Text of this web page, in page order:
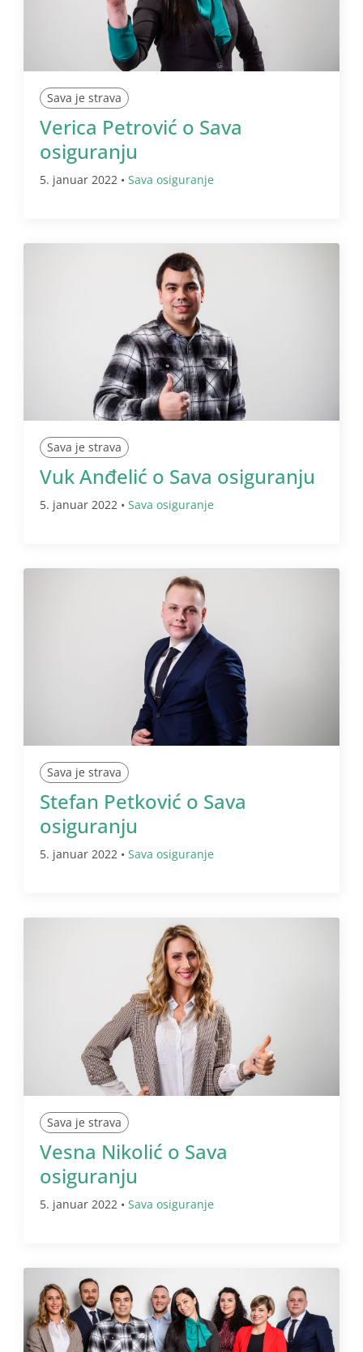
Sava je strava
Verica Petrović o Sava
osiguranju
5. januar 2022 • Sava osiguranje
Sava je strava
Vuk Anđelić o Sava osiguranju
5. januar 2022 • Sava osiguranje
Sava je strava
Stefan Petković o Sava
osiguranju
5. januar 2022 • Sava osiguranje
Sava je strava
Vesna Nikolić o Sava
osiguranju
5. januar 2022 • Sava osiguranje